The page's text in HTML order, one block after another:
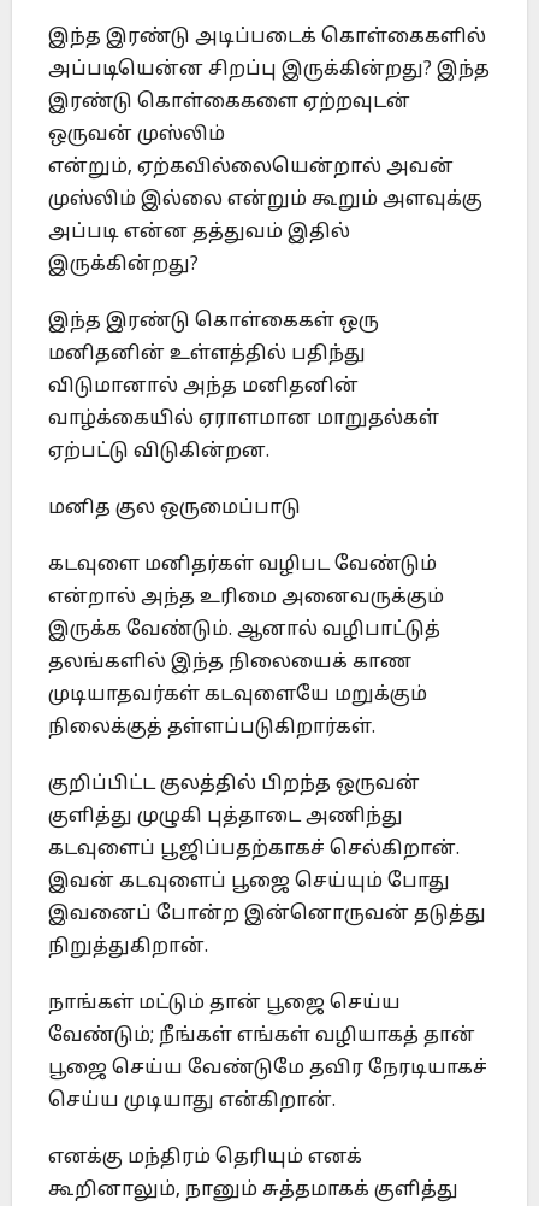
இந்த இரண்டு அடிப்படைக் கொள்கைகளில்
அப்படியென்ன சிறப்பு இருக்கின்றது? இந்த
இரண்டு கொள்கைகளை ஏற்றவுடன்
ஒருவன் முஸ்லிம்
என்றும், ஏற்கவில்லையென்றால் அவன்
முஸ்லிம் இல்லை என்றும் கூறும் அளவுக்கு
அப்படி என்ன தத்துவம் இதில்
இருக்கின்றது?
இந்த இரண்டு கொள்கைகள் ஒரு
மனிதனின் உள்ளத்தில் பதிந்து
விடுமானால் அந்த மனிதனின்
வாழ்க்கையில் ஏராளமான மாறுதல்கள்
ஏற்பட்டு விடுகின்றன.
மனித குல ஒருமைப்பாடு
கடவுளை மனிதர்கள் வழிபட வேண்டும்
என்றால் அந்த உரிமை அனைவருக்கும்
இருக்க வேண்டும். ஆனால் வழிபாட்டுத்
தலங்களில் இந்த நிலையைக் காண
முடியாதவர்கள் கடவுளையே மறுக்கும்
நிலைக்குத் தள்ளப்படுகிறார்கள்.
குறிப்பிட்ட குலத்தில் பிறந்த ஒருவன்
குளித்து முழுகி புத்தாடை அணிந்து
கடவுளைப் பூஜிப்பதற்காகச் செல்கிறான்.
இவன் கடவுளைப் பூஜை செய்யும் போது
இவனைப் போன்ற இன்னொருவன் தடுத்து
நிறுத்துகிறான்.
நாங்கள் மட்டும் தான் பூஜை செய்ய
வேண்டும்; நீங்கள் எங்கள் வழியாகத் தான்
பூஜை செய்ய வேண்டுமே தவிர நேரடியாகச்
செய்ய முடியாது என்கிறான்.
எனக்கு மந்திரம் தெரியும் எனக்
கூறினாலும், நானும் சுத்தமாகக் குளித்து